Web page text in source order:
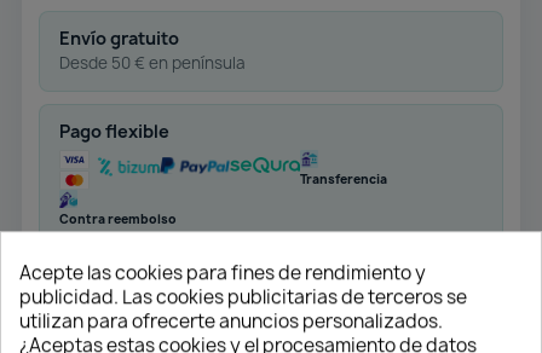
Envío gratuito
Desde 50 € en península
Pago flexible
Transferencia
Contra reembolso
Atención profesional
Te ayudamos con cualquier duda
Acepte las cookies para fines de rendimiento y
publicidad. Las cookies publicitarias de terceros se
utilizan para ofrecerte anuncios personalizados.
¿Aceptas estas cookies y el procesamiento de datos